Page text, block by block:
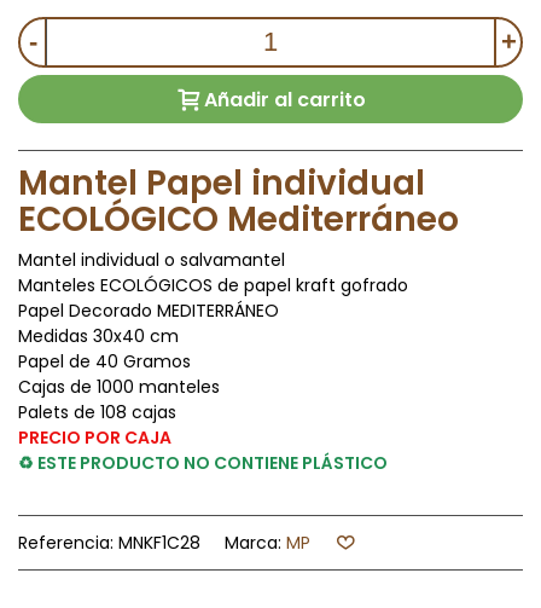
- +
Añadir al carrito
Mantel Papel individual
ECOLÓGICO Mediterráneo
Mantel individual o salvamantel
Manteles ECOLÓGICOS de papel kraft gofrado
Papel Decorado MEDITERRÁNEO
Medidas 30x40 cm
Papel de 40 Gramos
Cajas de 1000 manteles
Palets de 108 cajas
PRECIO POR CAJA
♻ ESTE PRODUCTO NO CONTIENE PLÁSTICO
Referencia: MNKF1C28 Marca: MP